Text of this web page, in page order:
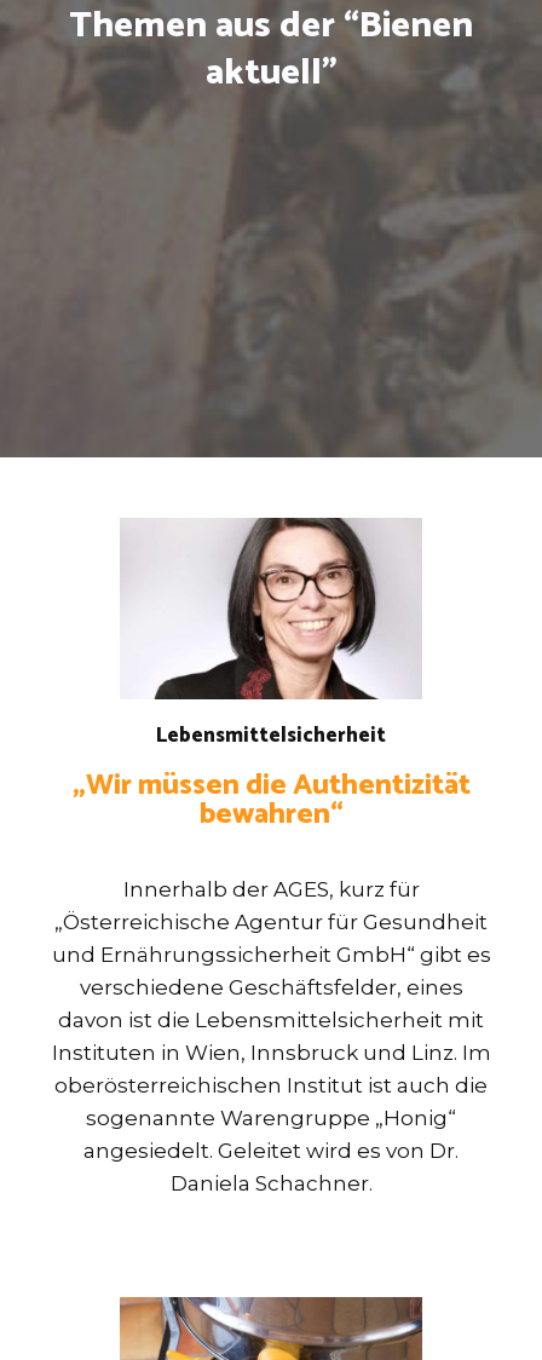
Themen aus der “Bienen
aktuell”
Lebensmittelsicherheit
„Wir müssen die Authentizität
bewahren“
Innerhalb der AGES, kurz für
„Österreichische Agentur für Gesundheit
und Ernährungssicherheit GmbH“ gibt es
verschiedene Geschäftsfelder, eines
davon ist die Lebensmittelsicherheit mit
Instituten in Wien, Innsbruck und Linz. Im
oberösterreichischen Institut ist auch die
sogenannte Warengruppe „Honig“
angesiedelt. Geleitet wird es von Dr.
Daniela Schachner.